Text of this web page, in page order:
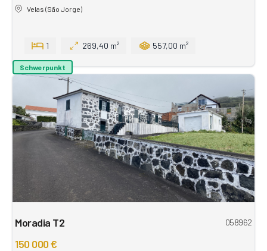
Velas (São Jorge)
1 269,40 m² 557,00 m²
Schwerpunkt
Moradia T2 058962
150 000 €